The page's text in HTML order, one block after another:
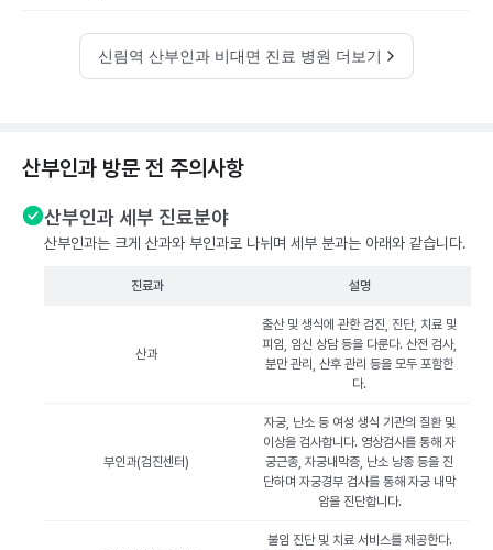
신림역 산부인과 비대면 진료 병원 더보기
산부인과 방문 전 주의사항
산부인과 세부 진료분야
산부인과는 크게 산과와 부인과로 나뉘며 세부 분과는 아래와 같습니다.
진료과 설명
산과
출산 및 생식에 관한 검진, 진단, 치료 및
피임, 임신 상담 등을 다룬다. 산전 검사,
분만 관리, 산후 관리 등을 모두 포함한
다.
부인과(검진센터)
자궁, 난소 등 여성 생식 기관의 질환 및
이상을 검사합니다. 영상검사를 통해 자
궁근종, 자궁내막증, 난소 낭종 등을 진
단하며 자궁경부 검사를 통해 자궁 내막
암을 진단합니다.
불임 진단 및 치료 서비스를 제공한다.